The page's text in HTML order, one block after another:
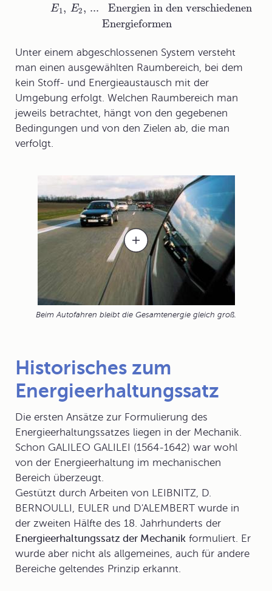
E1, E2, ... Energien in den verschiedenen
Energieformen
Unter einem abgeschlossenen System versteht
man einen ausgewählten Raumbereich, bei dem
kein Stoff- und Energieaustausch mit der
Umgebung erfolgt. Welchen Raumbereich man
jeweils betrachtet, hängt von den gegebenen
Bedingungen und von den Zielen ab, die man
verfolgt.
Beim Autofahren bleibt die Gesamtenergie gleich groß.
Historisches zum
Energieerhaltungssatz
Die ersten Ansätze zur Formulierung des
Energieerhaltungssatzes liegen in der Mechanik.
Schon GALILEO GALILEI (1564-1642) war wohl
von der Energieerhaltung im mechanischen
Bereich überzeugt.
Gestützt durch Arbeiten von LEIBNITZ, D.
BERNOULLI, EULER und D'ALEMBERT wurde in
der zweiten Hälfte des 18. Jahrhunderts der
Energieerhaltungssatz der Mechanik formuliert. Er
wurde aber nicht als allgemeines, auch für andere
Bereiche geltendes Prinzip erkannt.